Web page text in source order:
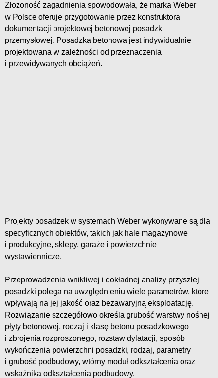
Złożoność zagadnienia spowodowała, że marka Weber
w Polsce oferuje przygotowanie przez konstruktora
dokumentacji projektowej betonowej posadzki
przemysłowej. Posadzka betonowa jest indywidualnie
projektowana w zależności od przeznaczenia
i przewidywanych obciążeń.
Projekty posadzek w systemach Weber wykonywane są dla
specyficznych obiektów, takich jak hale magazynowe
i produkcyjne, sklepy, garaże i powierzchnie
wystawiennicze.
Przeprowadzenia wnikliwej i dokładnej analizy przyszłej
posadzki polega na uwzględnieniu wiele parametrów, które
wpływają na jej jakość oraz bezawaryjną eksploatację.
Rozwiązanie szczegółowo określa grubość warstwy nośnej
płyty betonowej, rodzaj i klasę betonu posadzkowego
i zbrojenia rozproszonego, rozstaw dylatacji, sposób
wykończenia powierzchni posadzki, rodzaj, parametry
i grubość podbudowy, wtórny moduł odkształcenia oraz
wskaźnika odkształcenia podbudowy.